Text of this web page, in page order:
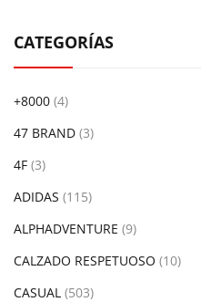
CATEGORÍAS
+8000 (4)
47 BRAND (3)
4F (3)
ADIDAS (115)
ALPHADVENTURE (9)
CALZADO RESPETUOSO (10)
CASUAL (503)